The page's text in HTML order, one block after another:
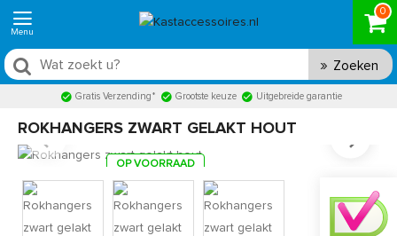
0
Zoeken
Gratis Verzending* Grootste keuze Uitgebreide garantie
ROKHANGERS ZWART GELAKT HOUT
OP VOORRAAD